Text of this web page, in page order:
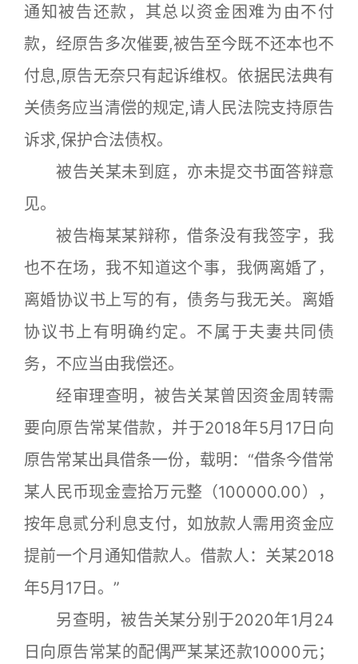
通知被告还款，其总以资金困难为由不付
款，经原告多次催要,被告至今既不还本也不
付息,原告无奈只有起诉维权。依据民法典有
关债务应当清偿的规定,请人民法院支持原告
诉求,保护合法债权。
被告关某未到庭，亦未提交书面答辩意
见。
被告梅某某辩称，借条没有我签字，我
也不在场，我不知道这个事，我俩离婚了，
离婚协议书上写的有，债务与我无关。离婚
协议书上有明确约定。不属于夫妻共同债
务，不应当由我偿还。
经审理查明，被告关某曾因资金周转需
要向原告常某借款，并于2018年5月17日向
原告常某出具借条一份，载明：“借条今借常
某人民币现金壹拾万元整（100000.00），
按年息贰分利息支付，如放款人需用资金应
提前一个月通知借款人。借款人：关某2018
年5月17日。”
另查明，被告关某分别于2020年1月24
日向原告常某的配偶严某某还款10000元；